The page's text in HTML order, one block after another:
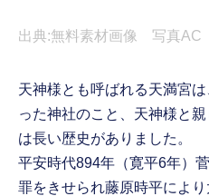
出典:無料素材画像 写真AC
天神様とも呼ばれる天満宮
った神社のこと、天神様と
は長い歴史がありました。
平安時代894年（寛平6年）
罪をきせられ藤原時平によ